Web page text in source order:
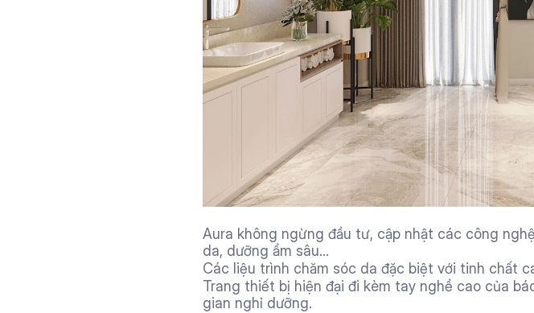
Aura không ngừng đầu tư, cập nhật các công
da, dưỡng ẩm sâu...
Các liệu trình chăm sóc da đặc biệt với tinh chất
Trang thiết bị hiện đại đi kèm tay nghề cao của
gian nghỉ dưỡng.